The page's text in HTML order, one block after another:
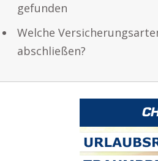
gefunden
Welche
abschließen?